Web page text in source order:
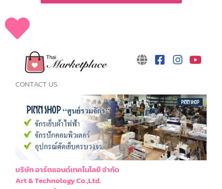
CONTACT US
บริษัท อาร์ตแอนด์เทคโนโลยี จำกัด
Art & Technology Co.,Ltd.